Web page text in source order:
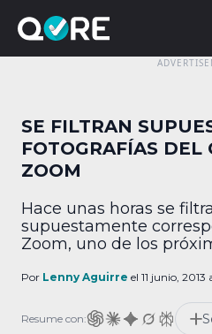
SE FILTRAN
FOTOGRAFÍAS DEL
ZOOM
Hace unas horas se
supuestamente
Zoom, uno de los
smartphone, que se
prensa convocada por
Por Lenny Aguirre el 11 junio, 2013
Resume con: